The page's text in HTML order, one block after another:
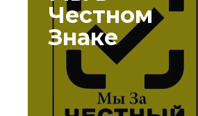
Честном
Знаке